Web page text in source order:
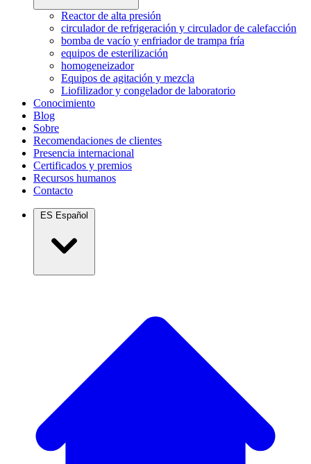
Reactor de alta presión
circulador de refrigeración y circulador de calefacción
bomba de vacío y enfriador de trampa fría
equipos de esterilización
homogeneizador
Equipos de agitación y mezcla
Liofilizador y congelador de laboratorio
Conocimiento
Blog
Sobre
Recomendaciones de clientes
Presencia internacional
Certificados y premios
Recursos humanos
Contacto
ES Español